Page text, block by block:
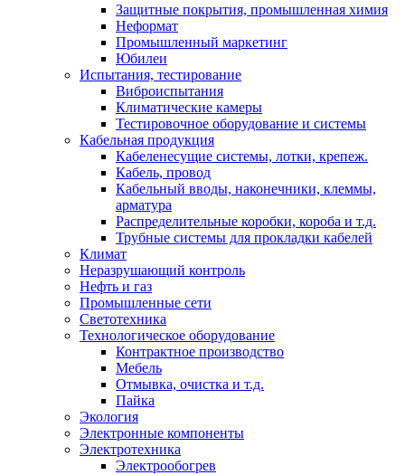
Защитные покрытия, промышленная химия
Неформат
Промышленный маркетинг
Юбилеи
Испытания, тестирование
Виброиспытания
Климатические камеры
Тестировочное оборудование и системы
Кабельная продукция
Кабеленесущие системы, лотки, крепеж.
Кабель, провод
Кабельный вводы, наконечники, клеммы,
арматура
Распределительные коробки, короба и т.д.
Трубные системы для прокладки кабелей
Климат
Неразрушающий контроль
Нефть и газ
Промышленные сети
Светотехника
Технологическое оборудование
Контрактное производство
Мебель
Отмывка, очистка и т.д.
Пайка
Экология
Электронные компоненты
Электротехника
Электрообогрев